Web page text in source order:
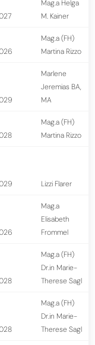
Mag.a Helga
M. Kainer
Mag.a (FH)
Martina Rizzo
Marlene
Jeremias BA,
MA
Mag.a (FH)
Martina Rizzo
Lizzi Flarer
Mag.a
Elisabeth
Frommel
Mag.a (FH)
Dr.in Marie-
Therese Sagl
Mag.a (FH)
Dr.in Marie-
Therese Sagl